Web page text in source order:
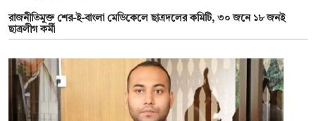
রাজনীতিমুক্ত শের-ই-বাংলা মেডিকেলে ছাত্রদলের কমিটি, ৩০ জনে ১৮ জনই
ছাত্রলীগ কর্মী